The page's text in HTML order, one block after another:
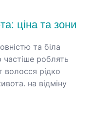
ціна та зони
та біла
частіше роблять
волосся рідко
на відміну